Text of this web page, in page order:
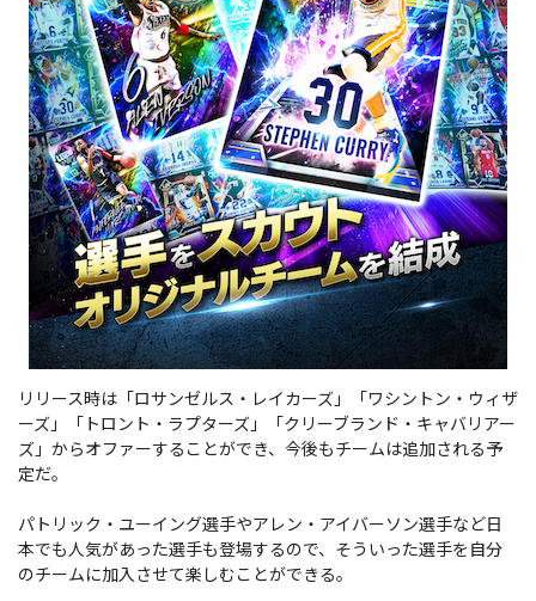
リリース時は「ロサンゼルス・レイカーズ」「ワシントン・ウィザ
ーズ」「トロント・ラプターズ」「クリーブランド・キャバリアー
ズ」からオファーすることができ、今後もチームは追加される予
定だ。
パトリック・ユーイング選手やアレン・アイバーソン選手など日
本でも人気があった選手も登場するので、そういった選手を自分
のチームに加入させて楽しむことができる。